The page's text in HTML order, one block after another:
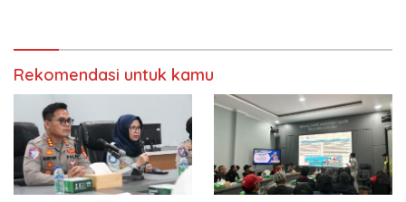
Rekomendasi untuk kamu